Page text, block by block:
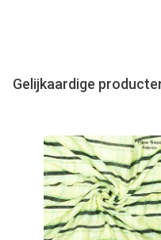
Gelijkaardige